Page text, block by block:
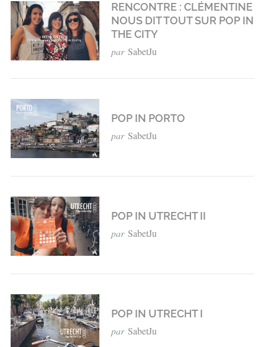
RENCONTRE : CLÉMENTINE
NOUS DIT TOUT SUR POP IN
THE CITY
par SabetJu
POP IN PORTO
par SabetJu
POP IN UTRECHT II
par SabetJu
POP IN UTRECHT I
par SabetJu